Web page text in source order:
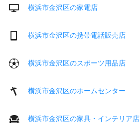
横浜市金沢区の家電店
横浜市金沢区の携帯電話販売店
横浜市金沢区のスポーツ用品店
横浜市金沢区のホームセンター
横浜市金沢区の家具・インテリア店